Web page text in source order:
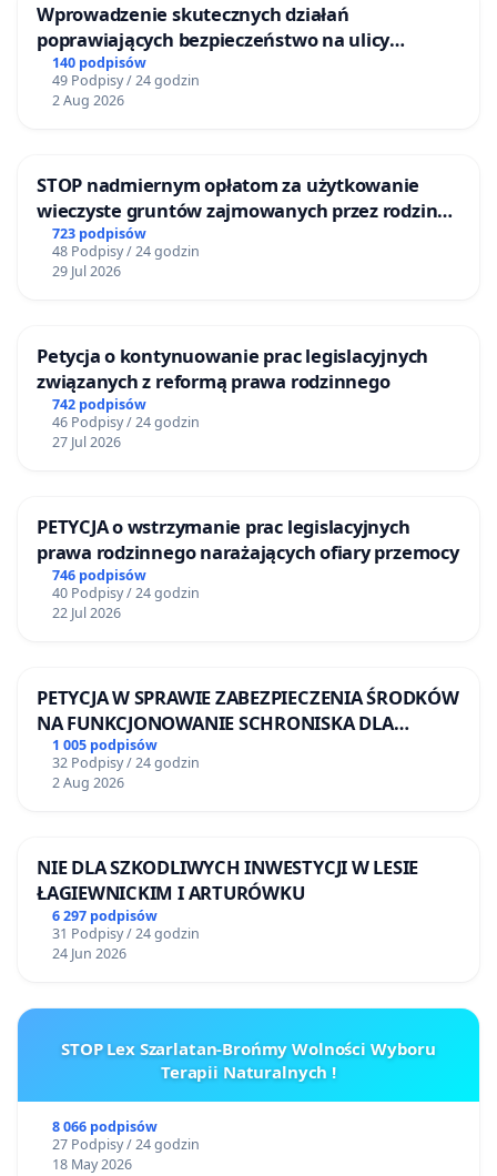
Wprowadzenie skutecznych działań
poprawiających bezpieczeństwo na ulicy
Żeromskiego w Otwocku
140 podpisów
49 Podpisy / 24 godzin
2 Aug 2026
STOP nadmiernym opłatom za użytkowanie
wieczyste gruntów zajmowanych przez rodzinne
ogrody działkowe.
723 podpisów
48 Podpisy / 24 godzin
29 Jul 2026
Petycja o kontynuowanie prac legislacyjnych
związanych z reformą prawa rodzinnego
742 podpisów
46 Podpisy / 24 godzin
27 Jul 2026
PETYCJA o wstrzymanie prac legislacyjnych
prawa rodzinnego narażających ofiary przemocy
746 podpisów
40 Podpisy / 24 godzin
22 Jul 2026
PETYCJA W SPRAWIE ZABEZPIECZENIA ŚRODKÓW
NA FUNKCJONOWANIE SCHRONISKA DLA
BEZDOMNYCH ZWIERZĄT W SKARYSZEWIE
1 005 podpisów
32 Podpisy / 24 godzin
2 Aug 2026
NIE DLA SZKODLIWYCH INWESTYCJI W LESIE
ŁAGIEWNICKIM I ARTURÓWKU
6 297 podpisów
31 Podpisy / 24 godzin
24 Jun 2026
STOP Lex Szarlatan-Brońmy Wolności Wyboru
Terapii Naturalnych !
8 066 podpisów
27 Podpisy / 24 godzin
18 May 2026